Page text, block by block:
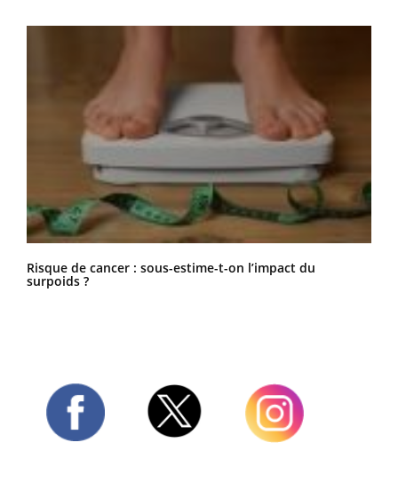
Risque de cancer : sous-estime-t-on l’impact du
surpoids ?